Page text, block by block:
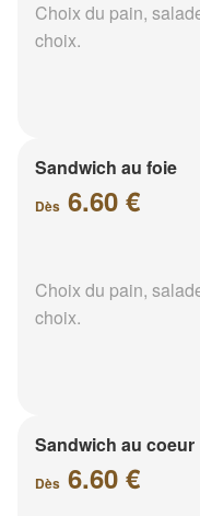
Choix du pain,
choix.
Sandwich au foie
Dès 6.60 €
Choix du pain,
choix.
Sandwich au coeur
Dès 6.60 €